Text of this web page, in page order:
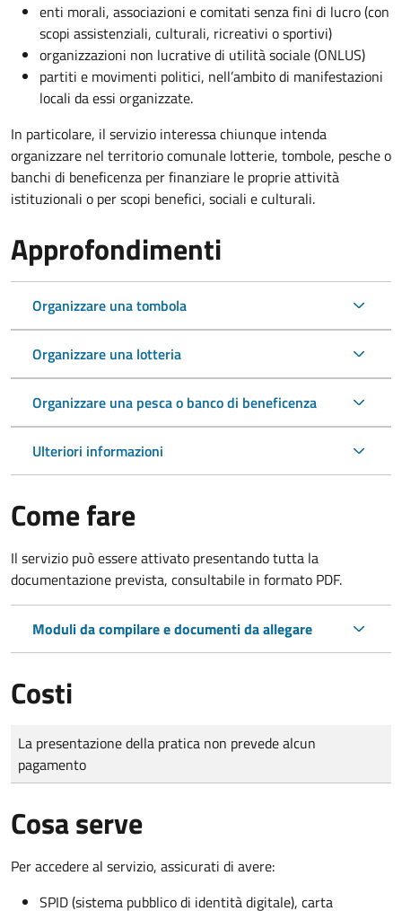
enti morali, associazioni e comitati senza fini di lucro (con
scopi assistenziali, culturali, ricreativi o sportivi)
organizzazioni non lucrative di utilità sociale (ONLUS)
partiti e movimenti politici, nell’ambito di manifestazioni
locali da essi organizzate.
In particolare, il servizio interessa chiunque intenda
organizzare nel territorio comunale lotterie, tombole, pesche o
banchi di beneficenza per finanziare le proprie attività
istituzionali o per scopi benefici, sociali e culturali.
Approfondimenti
Organizzare una tombola
Organizzare una lotteria
Organizzare una pesca o banco di beneficenza
Ulteriori informazioni
Come fare
Il servizio può essere attivato presentando tutta la
documentazione prevista, consultabile in formato PDF.
Moduli da compilare e documenti da allegare
Costi
Tipo di pagamento
Importo
La presentazione della pratica non prevede alcun
pagamento
Cosa serve
Per accedere al servizio, assicurati di avere:
SPID (sistema pubblico di identità digitale), carta